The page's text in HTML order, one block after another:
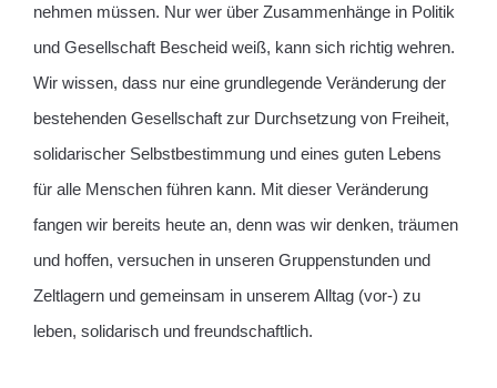
nehmen müssen. Nur wer über Zusammenhänge in Politik
und Gesellschaft Bescheid weiß, kann sich richtig wehren.
Wir wissen, dass nur eine grundlegende Veränderung der
bestehenden Gesellschaft zur Durchsetzung von Freiheit,
solidarischer Selbstbestimmung und eines guten Lebens
für alle Menschen führen kann. Mit dieser Veränderung
fangen wir bereits heute an, denn was wir denken, träumen
und hoffen, versuchen in unseren Gruppenstunden und
Zeltlagern und gemeinsam in unserem Alltag (vor-) zu
leben, solidarisch und freundschaftlich.